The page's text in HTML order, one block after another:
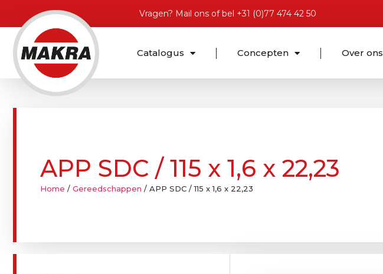
Vragen? Mail onsof bel +31 (0)77 474 42 50
Catalogus Concepten Over ons
APP SDC / 115 x 1,6 x 22,23
Home / Gereedschappen / APP SDC / 115 x 1,6 x 22,23